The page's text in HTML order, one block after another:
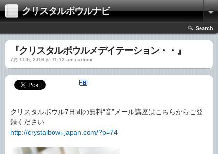
クリスタルボウルナビ
Search
『クリスタルボウルメデイテーション・・』
7月 11th, 2016 @ 11:12 am › admin
クリスタルボウル7日間の無料“音”メール講座はこちらからご登
録ください
http://crystalbowl-japan.com/?p=74